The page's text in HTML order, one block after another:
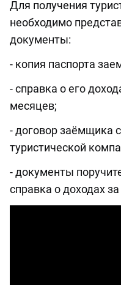
Для получения
необходимо
документы:
- копия паспорта
- справка о его
месяцев;
- договор заёмщика
туристической
- документы
справка о доходах